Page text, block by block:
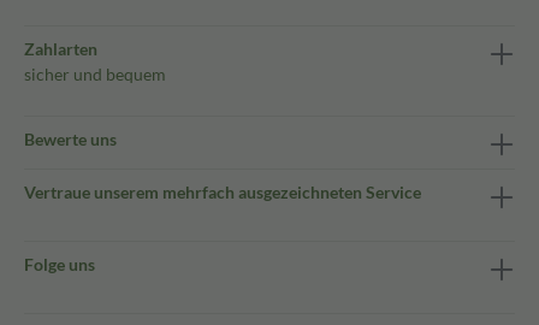
Zahlarten
sicher und bequem
Bewerte uns
Vertraue unserem mehrfach ausgezeichneten Service
Folge uns